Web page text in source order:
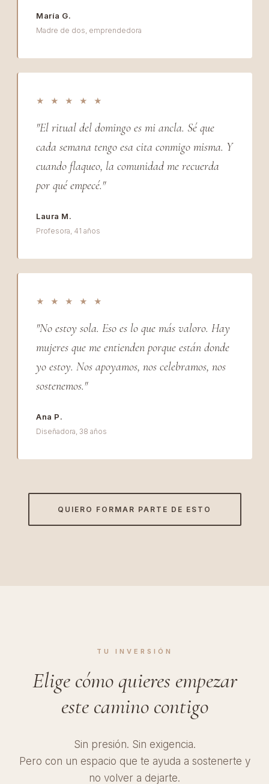
María G.
Madre de dos, emprendedora
★ ★ ★ ★ ★
"El ritual del domingo es mi ancla. Sé que
cada semana tengo esa cita conmigo misma. Y
cuando flaqueo, la comunidad me recuerda
por qué empecé."
Laura M.
Profesora, 41 años
★ ★ ★ ★ ★
"No estoy sola. Eso es lo que más valoro. Hay
mujeres que me entienden porque están donde
yo estoy. Nos apoyamos, nos celebramos, nos
sostenemos."
Ana P.
Diseñadora, 38 años
QUIERO FORMAR PARTE DE ESTO
TU INVERSIÓN
Elige cómo quieres empezar
este camino contigo
Sin presión. Sin exigencia.
Pero con un espacio que te ayuda a sostenerte y
no volver a dejarte.